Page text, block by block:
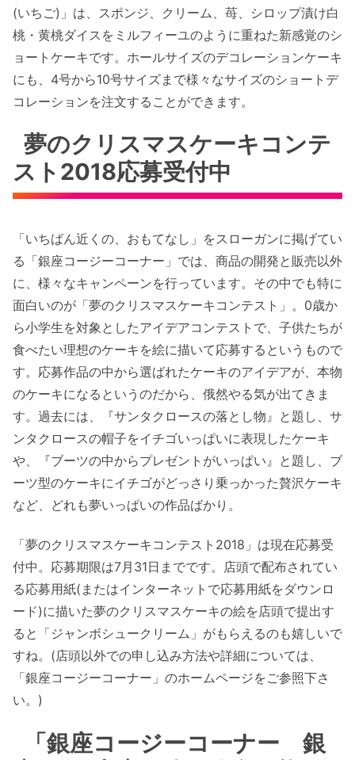
(いちご)」は、スポンジ、クリーム、苺、シロップ漬け白
桃・黄桃ダイスをミルフィーユのように重ねた新感覚のシ
ョートケーキです。ホールサイズのデコレーションケーキ
にも、4号から10号サイズまで様々なサイズのショートデ
コレーションを注文することができます。
夢のクリスマスケーキコンテ
スト2018応募受付中
「いちばん近くの、おもてなし」をスローガンに掲げてい
る「銀座コージーコーナー」では、商品の開発と販売以外
に、様々なキャンペーンを行っています。その中でも特に
面白いのが「夢のクリスマスケーキコンテスト」。0歳か
ら小学生を対象としたアイデアコンテストで、子供たちが
食べたい理想のケーキを絵に描いて応募するというもので
す。応募作品の中から選ばれたケーキのアイデアが、本物
のケーキになるというのだから、俄然やる気が出てきま
す。過去には、『サンタクロースの落とし物』と題し、サ
ンタクロースの帽子をイチゴいっぱいに表現したケーキ
や、『ブーツの中からプレゼントがいっぱい』と題し、ブ
ーツ型のケーキにイチゴがどっさり乗っかった贅沢ケーキ
など、どれも夢いっぱいの作品ばかり。
「夢のクリスマスケーキコンテスト2018」は現在応募受
付中。応募期限は7月31日までです。店頭で配布されてい
る応募用紙(またはインターネットで応募用紙をダウンロ
ード)に描いた夢のクリスマスケーキの絵を店頭で提出す
ると「ジャンボシュークリーム」がもらえるのも嬉しいで
すね。(店頭以外での申し込み方法や詳細については、
「銀座コージーコーナー」のホームページをご参照下さ
い。)
「銀座コージーコーナー 銀